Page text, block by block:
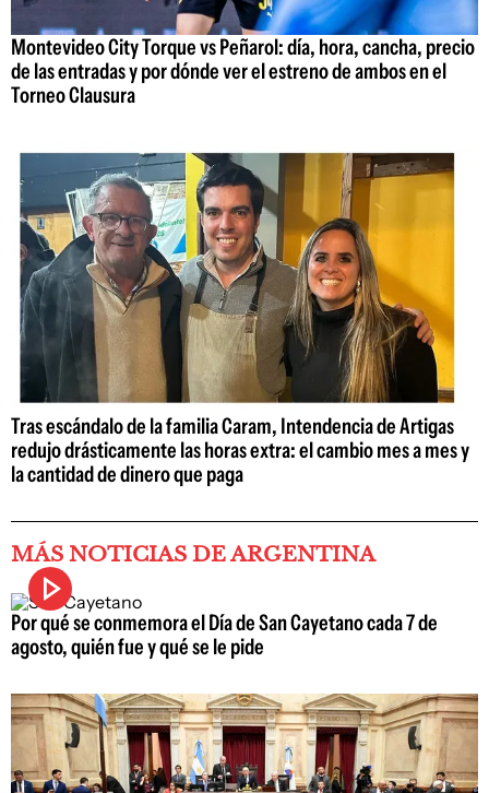
Montevideo City Torque vs Peñarol: día, hora, cancha, precio
de las entradas y por dónde ver el estreno de ambos en el
Torneo Clausura
Tras escándalo de la familia Caram, Intendencia de Artigas
redujo drásticamente las horas extra: el cambio mes a mes y
la cantidad de dinero que paga
MÁS NOTICIAS DE ARGENTINA
Por qué se conmemora el Día de San Cayetano cada 7 de
agosto, quién fue y qué se le pide